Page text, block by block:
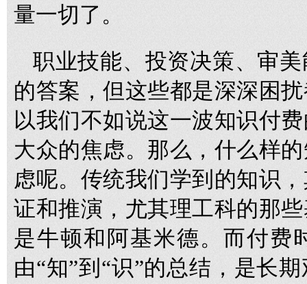
量一切了。
职业技能、投资决策、审
的答案，但这些都是深深困
以我们不如说这一波知识付
大众的焦虑。那么，什么样
虑呢。传统我们学到的知识
证和推演，尤其理工科的那
是牛顿和阿基米德。而付费
由“知”到“识”的总结，是长